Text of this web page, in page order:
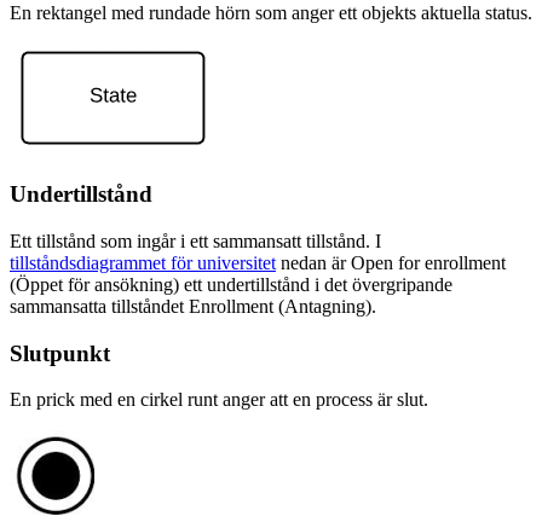
En rektangel med rundade hörn som anger ett objekts aktuella status.
Undertillstånd
Ett tillstånd som ingår i ett sammansatt tillstånd. I
tillståndsdiagrammet för universitet nedan är Open for enrollment
(Öppet för ansökning) ett undertillstånd i det övergripande
sammansatta tillståndet Enrollment (Antagning).
Slutpunkt
En prick med en cirkel runt anger att en process är slut.